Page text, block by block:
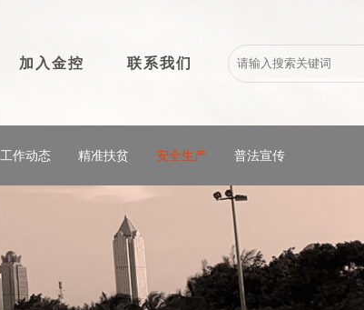
加入金控 联系我们
工作动态 精准扶贫 安全生产 普法宣传